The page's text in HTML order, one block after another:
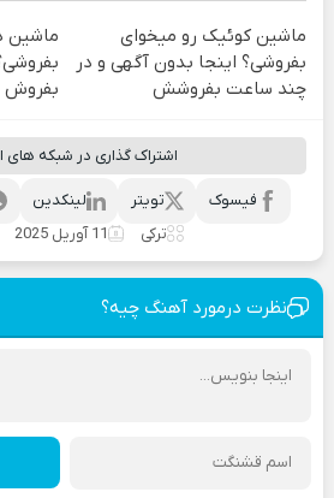
ماشین کوئیک رو میخوای
بفروشی؟ اینجا بدون آگهی و در
چند ساعت بفروشش
ماشین
بفروش
اشتراک گذاری در شبکه های
لینکدین تویتر
فیسوک
ترکی
11 آوریل 2025
نظرت درمورد آهنگ چیه؟